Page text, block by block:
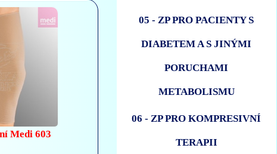
Medi 603
05 - ZP PRO PACIENTY S
DIABETEM A S JINÝMI
PORUCHAMI
METABOLISMU
06 - ZP PRO KOMPRESIVNÍ
TERAPII